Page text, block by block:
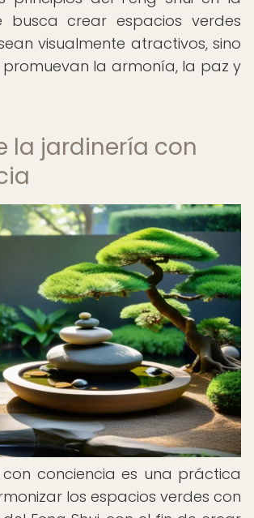
busca crear espacios verdes
visualmente atractivos, sino
la armonía, la paz y
la jardinería con
conciencia es una práctica
los espacios verdes con